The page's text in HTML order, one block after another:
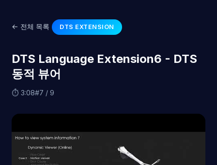
← 전체 목록 DTS EXTENSION
DTS Language Extension6 - DTS
동적 뷰어
⏱ 3:08#7 / 9